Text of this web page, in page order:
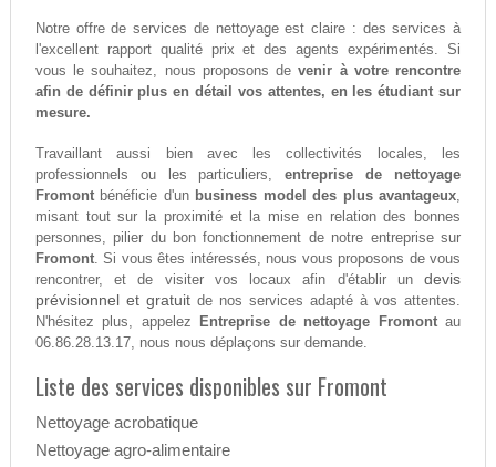
Notre offre de services de nettoyage est claire : des services à
l'excellent rapport qualité prix et des agents expérimentés. Si
vous le souhaitez, nous proposons devenir à votre rencontre
afin de définir plus en détail vos attentes, en les étudiant sur
mesure.
Travaillant aussi bien avec les collectivités locales, les
professionnels ou les particuliers,entreprise de nettoyage
Fromontbénéficie d'un business model des plus avantageux,
misant tout sur la proximité et la mise en relation des bonnes
personnes, pilier du bon fonctionnement de notre entreprise sur
Fromont. Si vous êtes intéressés, nous vous proposons de vous
rencontrer, et de visiter vos locaux afin d'établir undevis
prévisionnel et gratuitde nos services adapté à vos attentes.
N'hésitez plus, appelez
Entreprise de nettoyage Fromontau
06.86.28.13.17, nous nous déplaçons sur demande.
Liste des services disponibles sur Fromont
Nettoyage acrobatique
Nettoyage agro-alimentaire